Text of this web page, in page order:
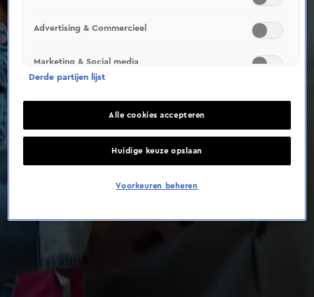
Advertising & Commercieel
Marketing & Social media
Derde partijen lijst
Alle cookies accepteren
Huidige keuze opslaan
Voorkeuren beheren